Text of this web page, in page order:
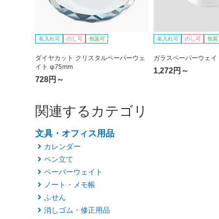
名入れ可 のし可 包装可
ダイヤカット クリスタルペーパーウェ
イト φ75mm
728円～
名入れ可 のし可 包装
ガラスペーパーウェ
1,272円～
関連するカテゴリ
文具・オフィス用品
カレンダー
ペン立て
ペーパーウェイト
ノート・メモ帳
ふせん
消しゴム・修正用品